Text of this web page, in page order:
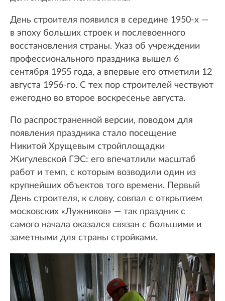
День строителя появился в середине 1950-х —
в эпоху больших строек и послевоенного
восстановления страны. Указ об учреждении
профессионального праздника вышел 6
сентября 1955 года, а впервые его отметили 12
августа 1956-го. С тех пор строителей чествуют
ежегодно во второе воскресенье августа.
По распространенной версии, поводом для
появления праздника стало посещение
Никитой Хрущевым стройплощадки
Жигулевской ГЭС: его впечатлили масштаб
работ и темп, с которым возводили один из
крупнейших объектов того времени. Первый
День строителя, к слову, совпал с открытием
московских «Лужников» — так праздник с
самого начала оказался связан с большими и
заметными для страны стройками.